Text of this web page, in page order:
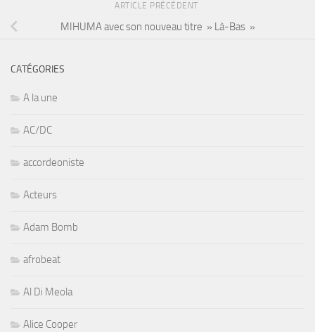
ARTICLE PRÉCÉDENT
MIHUMA avec son nouveau titre » Là-Bas »
CATÉGORIES
A la une
AC/DC
accordeoniste
Acteurs
Adam Bomb
afrobeat
Al Di Meola
Alice Cooper